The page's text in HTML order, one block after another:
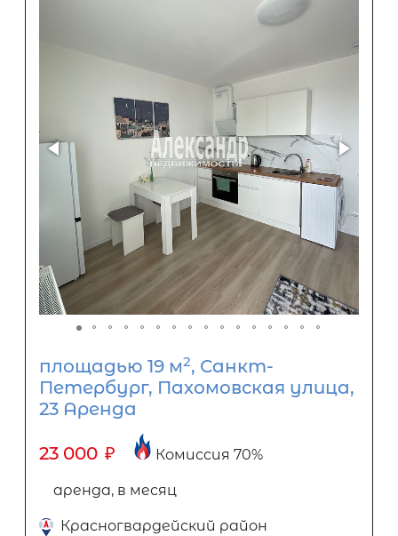
площадью 19 м2, Санкт-
Петербург, Пахомовская улица,
23 Аренда
23 000 ₽ Комиссия 70%
аренда, в месяц
Красногвардейский район